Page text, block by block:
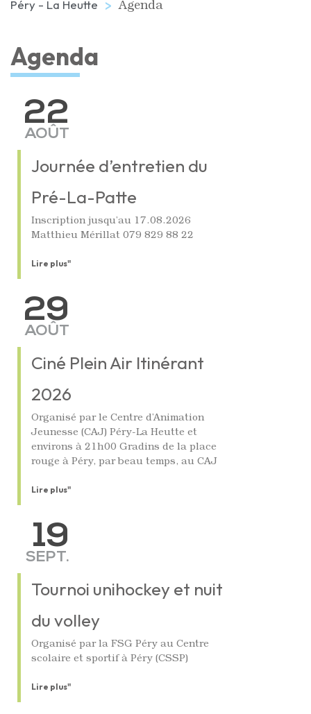
Péry - La Heutte Agenda
Agenda
22
AOÛT
Journée d’entretien du
Pré-La-Patte
Inscription jusqu’au 17.08.2026
Matthieu Mérillat 079 829 88 22
Lire plus"
29
AOÛT
Ciné Plein Air Itinérant
2026
Organisé par le Centre d’Animation
Jeunesse (CAJ) Péry-La Heutte et
environs à 21h00 Gradins de la place
rouge à Péry, par beau temps, au CAJ
Lire plus"
19
SEPT.
Tournoi unihockey et nuit
du volley
Organisé par la FSG Péry au Centre
scolaire et sportif à Péry (CSSP)
Lire plus"